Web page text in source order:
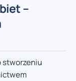
–
stworzeniu